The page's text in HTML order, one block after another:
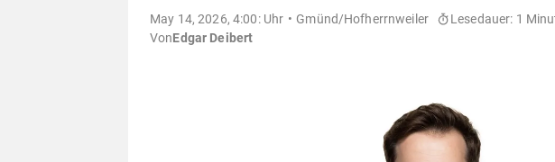
May 14, 2026, 4:00: Uhr Gmünd/Hofherrnweiler
Lesedauer: 1
VonEdgar Deibert